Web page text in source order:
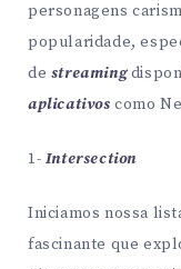
personagens
popularidade,
de streaming
aplicativos como
1- Intersection
Iniciamos nossa
fascinante que